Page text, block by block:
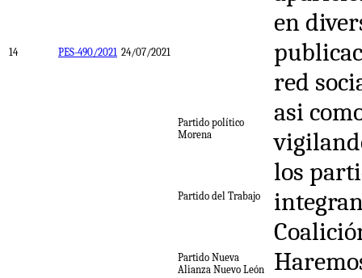
14 PES-490/2021 24/07/2021
en
red
asi
los
Partido político
Morena
Partido del Trabajo
Partido Nueva
Alianza Nuevo León